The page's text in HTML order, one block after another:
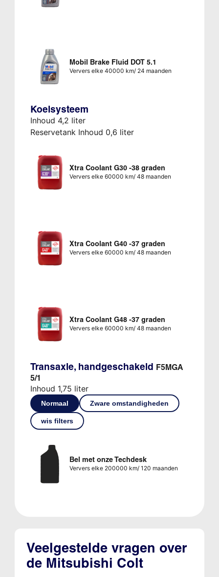
Mobil Brake Fluid DOT 5.1
Ververs elke 40000 km/ 24 maanden
Koelsysteem
Inhoud 4,2 liter
Reservetank Inhoud 0,6 liter
Xtra Coolant G30 -38 graden
Ververs elke 60000 km/ 48 maanden
Xtra Coolant G40 -37 graden
Ververs elke 60000 km/ 48 maanden
Xtra Coolant G48 -37 graden
Ververs elke 60000 km/ 48 maanden
Transaxle, handgeschakeld F5MGA
5/1
Inhoud 1,75 liter
Normaal Zware omstandigheden
wis filters
Bel met onze Techdesk
Ververs elke 200000 km/ 120 maanden
Veelgestelde vragen over
de Mitsubishi Colt